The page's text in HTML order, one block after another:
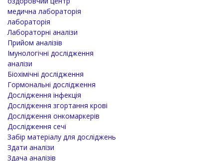
медична лабораторія
лабораторія
Лабораторні аналізи
Прийом аналізів
Імунологічні дослідження
аналізи
Біохімічні дослідження
Гормональні дослідження
Дослідження інфекція
Дослідження згортання крові
Дослідження онкомаркерів
Дослідження сечі
Забір матеріалу для досліджень
Здати аналізи
Здача аналізів